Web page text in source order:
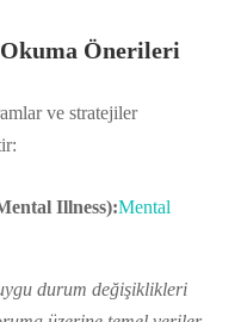
Önerileri
ve stratejiler
Illness):Mental
durum değişiklikleri